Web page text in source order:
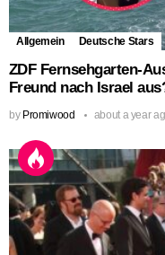
Allgemein Deutsche Stars
ZDF Fernsehgarten-
Freund nach Israel
by Promiwood about a year